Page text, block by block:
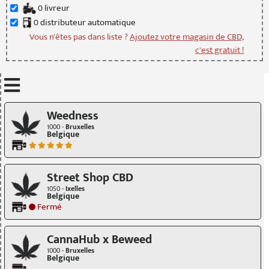
0livreur
0distributeurautomatique
Vous n'êtes pas dans liste ?Ajoutez votre magasin de CBD,
c'est gratuit !
Weedness
1000 -Bruxelles
Belgique
Street Shop CBD
1050 -Ixelles
Belgique
Fermé
CannaHub x Beweed
1000 -Bruxelles
Belgique